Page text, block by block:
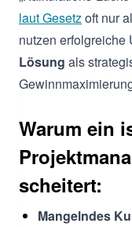
laut Gesetz oft nur
nutzen erfolgreiche
Lösung als
Warum ein
scheitert:
Mangelndes